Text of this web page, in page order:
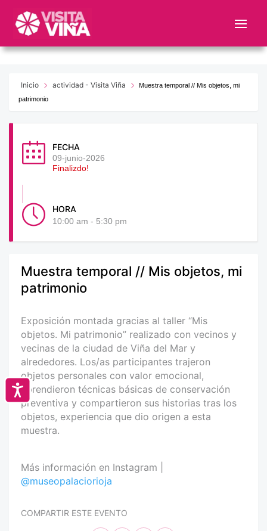
este
web
sistema
Accesibilidad
Inicio actividad - Visita Viña
Muestra temporal // Mis objetos, mi
patrimonio
FECHA
09-junio-2026
Finalizdo!
HORA
10:00 am - 5:30 pm
Muestra temporal // Mis objetos, mi
patrimonio
Exposición montada gracias al taller “Mis
objetos. Mi patrimonio” realizado con vecinos y
vecinas de la ciudad de Viña del Mar y
alrededores. Los/as participantes trajeron
objetos personales con valor emocional,
aprendieron técnicas básicas de conservación
preventiva y compartieron sus historias tras los
objetos, experiencia que dio origen a esta
muestra.
Más información en Instagram |
@museopalaciorioja
COMPARTIR ESTE EVENTO